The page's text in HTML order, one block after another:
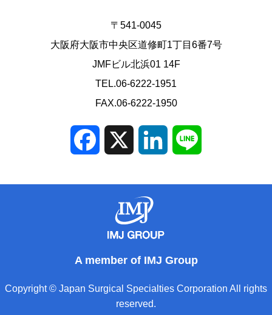
〒541-0045
大阪府大阪市中央区道修町1丁目6番7号
JMFビル北浜01 14F
TEL.06-6222-1951
FAX.06-6222-1950
Facebook LinkedIn
A member of IMJ Group
Copyright © Japan Surgical Specialties Corporation All rights
reserved.